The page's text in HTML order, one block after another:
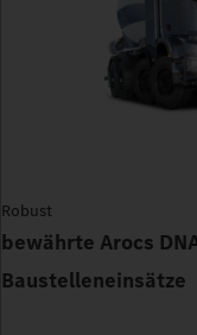
Robust
bewährte Arocs
Baustelleneinsätze